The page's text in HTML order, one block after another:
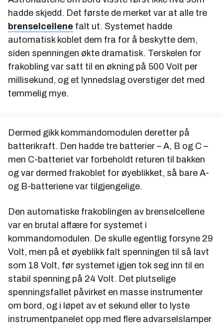
hadde skjedd. Det første de merket var at alle tre
brenselcellene falt ut. Systemet hadde
automatisk koblet dem fra for å beskytte dem,
siden spenningen økte dramatisk. Terskelen for
frakobling var satt til en økning på 500 Volt per
millisekund, og et lynnedslag overstiger det med
temmelig mye.
Dermed gikk kommandomodulen deretter på
batterikraft. Den hadde tre batterier – A, B og C –
men C-batteriet var forbeholdt returen til bakken
og var dermed frakoblet for øyeblikket, så bare A-
og B-batteriene var tilgjengelige.
Den automatiske frakoblingen av brenselcellene
var en brutal affære for systemet i
kommandomodulen. De skulle egentlig forsyne 29
Volt, men på et øyeblikk falt spenningen til så lavt
som 18 Volt, før systemet igjen tok seg inn til en
stabil spenning på 24 Volt. Det plutselige
spenningsfallet påvirket en masse instrumenter
om bord, og i løpet av et sekund eller to lyste
instrumentpanelet opp med flere advarselslamper